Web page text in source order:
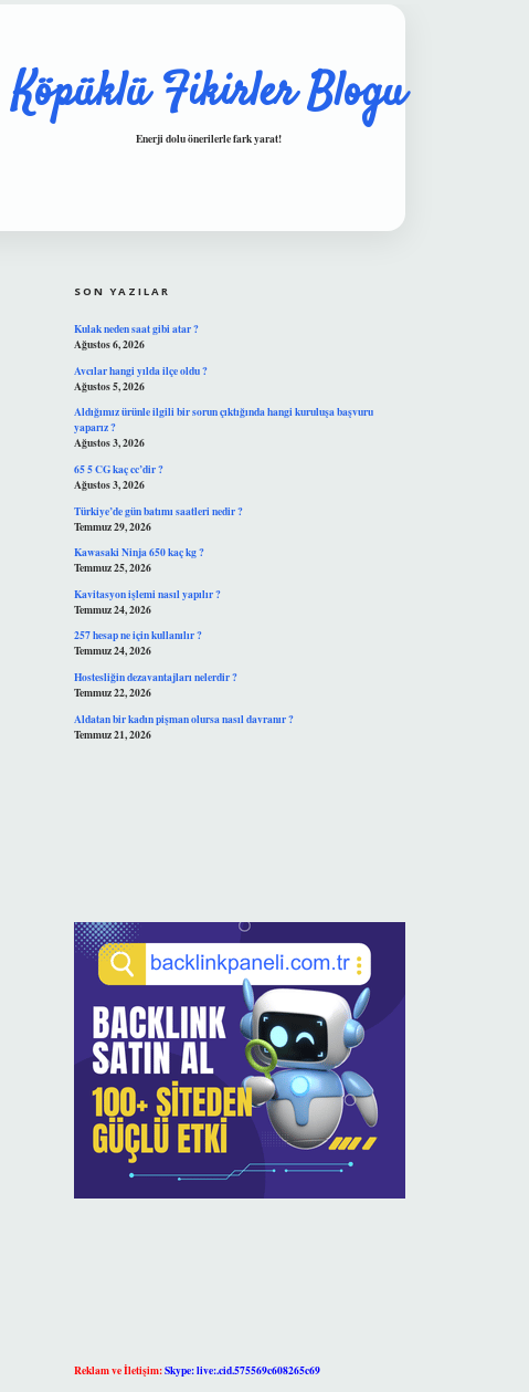
Köpüklü Fikirler Blogu
Enerji dolu önerilerle fark yarat!
SON YAZILAR
Kulak neden saat gibi atar ?
Ağustos 6, 2026
Avcılar hangi yılda ilçe oldu ?
Ağustos 5, 2026
Aldığımız ürünle ilgili bir sorun çıktığında hangi kuruluşa başvuru
yaparız ?
Ağustos 3, 2026
65 5 CG kaç cc’dir ?
Ağustos 3, 2026
Türkiye’de gün batımı saatleri nedir ?
Temmuz 29, 2026
Kawasaki Ninja 650 kaç kg ?
Temmuz 25, 2026
Kavitasyon işlemi nasıl yapılır ?
Temmuz 24, 2026
257 hesap ne için kullanılır ?
Temmuz 24, 2026
Hostesliğin dezavantajları nelerdir ?
Temmuz 22, 2026
Aldatan bir kadın pişman olursa nasıl davranır ?
Temmuz 21, 2026
Reklam ve İletişim:Skype: live:.cid.575569c608265c69